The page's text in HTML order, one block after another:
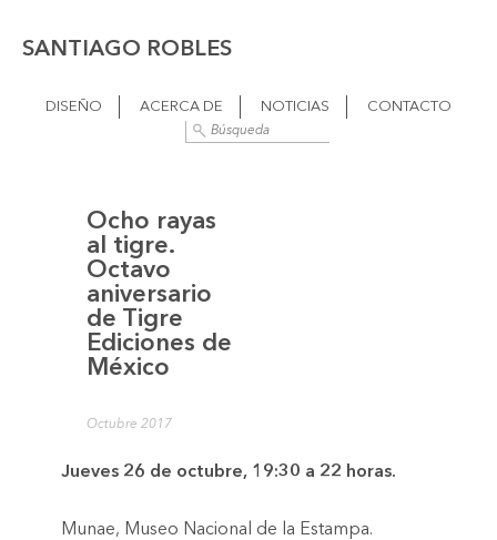
SANTIAGO ROBLES
DISEÑO ACERCA DE NOTICIAS CONTACTO
Ocho rayas
al tigre.
Octavo
aniversario
de Tigre
Ediciones de
México
Octubre 2017
Jueves 26 de octubre, 19:30 a 22 horas.
Munae, Museo Nacional de la Estampa.